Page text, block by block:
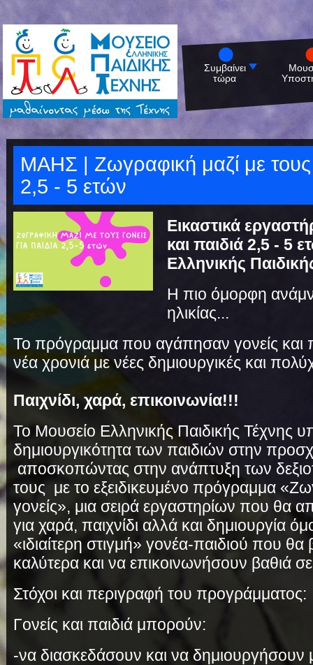
Συμβαίνει
τώρα
ΜΑΗΣ | Ζωγραφική μαζί με τους
2,5 - 5 ετών
Εικαστικά
και παιδιά 2,5 - 5
Ελληνικής
Η πιο όμορφη
ηλικίας...
Το πρόγραμμα που αγάπησαν γονείς και
νέα χρονιά με νέες δημιουργικές και
Παιχνίδι, χαρά, επικοινωνία!!!
Το Μουσείο Ελληνικής Παιδικής Τέχνης
δημιουργικότητα των παιδιών στην
αποσκοπώντας στην ανάπτυξη των
τους με το εξειδικευμένο πρόγραμμα
γονείς», μια σειρά εργαστηρίων που θα
για χαρά, παιχνίδι αλλά και δημιουργία
«ιδιαίτερη στιγμή» γονέα-παιδιού που
καλύτερα και να επικοινωνήσουν βαθιά
Στόχοι και περιγραφή του προγράμματος:
Γονείς και παιδιά μπορούν:
-να διασκεδάσουν και να δημιουργήσουν